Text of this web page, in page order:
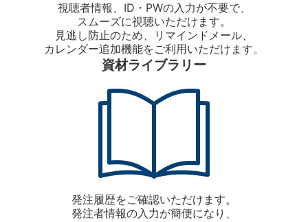
視聴者情報、ID・PWの入力が不要で、
スムーズに視聴いただけます。
見逃し防止のため、リマインドメール、
カレンダー追加機能をご利用いただけます。
資材ライブラリー
発注履歴をご確認いただけます。
発注者情報の入力が簡便になり、